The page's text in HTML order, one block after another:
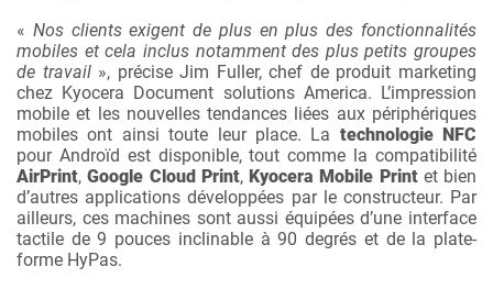
« Nos clients exigent de plus en plus des fonctionnalités
mobiles et cela inclus notamment des plus petits groupes
de travail», précise Jim Fuller, chef de produit marketing
chez Kyocera Document solutions America. L’impression
mobile et les nouvelles tendances liées aux périphériques
mobiles ont ainsi toute leur place. La technologie NFC
pour Androïd est disponible, tout comme la compatibilité
AirPrint, Google Cloud Print, Kyocera Mobile Printet bien
d’autres applications développées par le constructeur. Par
ailleurs, ces machines sont aussi équipées d’une interface
tactile de 9 pouces inclinable à 90 degrés et de la plate-
forme HyPas.